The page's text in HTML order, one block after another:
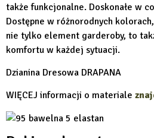
także funkcjonalne. Doskonałe w
Dostępne w różnorodnych
nie tylko element garderoby, to
komfortu w każdej sytuacji.
Dzianina Dresowa DRAPANA
WIĘCEJ informacji o materiale